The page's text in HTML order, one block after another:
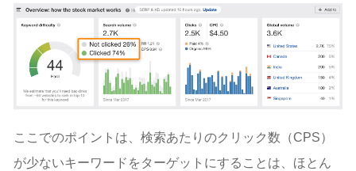
ここでのポイントは、検索あたりのクリック数（CPS）
が少ないキーワードをターゲットにすることは、ほとん